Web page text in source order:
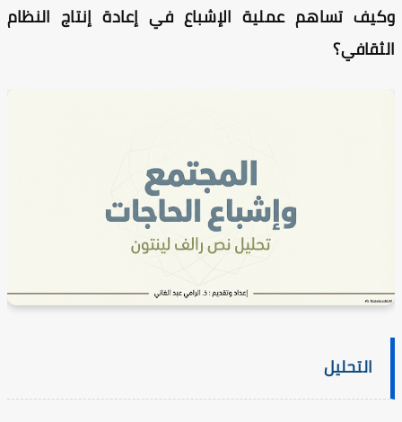
تساهم عملية الإشباع في إعادة إنتاج النظام
التحليل